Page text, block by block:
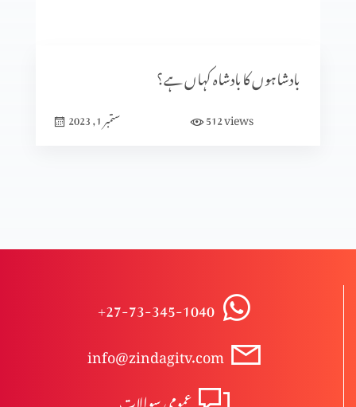
میرا معجزہ
طرز حیات
مسیح کی شان
بادشاہوں کا بادشاہ کہاں ہے؟
ستمبر 1, 2023 512views
+27-73-345-1040
info@zindagitv.com